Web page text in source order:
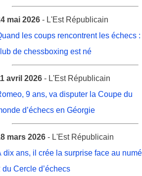
mai 2026- L'Est Républicain
les coups rencontrent les échecs :
de chessboxing est né
avril 2026- L'Est Républicain
9 ans, va disputer la Coupe du
d’échecs en Géorgie
mars 2026- L'Est Républicain
dix ans, il crée la surprise face au
du Cercle d’échecs